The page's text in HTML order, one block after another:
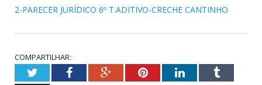
2-PARECER JURÍDICO 6º T.ADITIVO-CRECHE CANTINHO
COMPARTILHAR:
TwitterFacebookGoogle+PinterestLinkedInTumblr